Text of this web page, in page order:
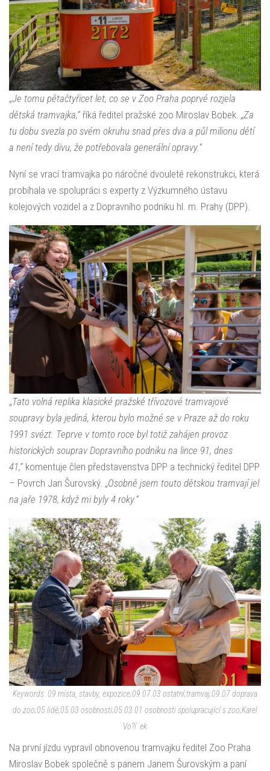
„Je tomu pětačtyřicet let, co se v Zoo Praha poprvé rozjela
dětská tramvajka,“ říká ředitel pražské zoo Miroslav Bobek. „Za
tu dobu svezla po svém okruhu snad přes dva a půl milionu dětí
a není tedy divu, že potřebovala generální opravy.“
Nyní se vrací tramvajka po náročné dvouleté rekonstrukci, která
probíhala ve spolupráci s experty z Výzkumného ústavu
kolejových vozidel a z Dopravního podniku hl. m. Prahy (DPP).
„Tato volná replika klasické pražské třívozové tramvajové
soupravy byla jediná, kterou bylo možné se v Praze až do roku
1991 svézt. Teprve v tomto roce byl totiž zahájen provoz
historických souprav Dopravního podniku na lince 91, dnes
41,“ komentuje člen představenstva DPP a technický ředitel DPP
– Povrch Jan Šurovský. „Osobně jsem touto dětskou tramvají jel
na jaře 1978, když mi byly 4 roky.“
Keywords: 09 místa, stavby, expozice;09.07.03 ostatní;tramvaj;09.07 doprava
do zoo;05 lidé;05.03 osobnosti;05.03.01 osobnosti spolupracující s zoo;Karel
Vo?í¨ek
Na první jízdu vypravil obnovenou tramvajku ředitel Zoo Praha
Miroslav Bobek společně s panem Janem Šurovským a paní